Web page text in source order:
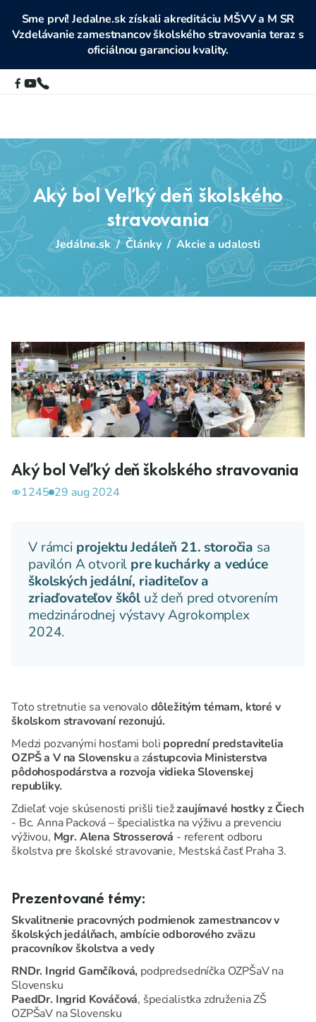
Sme prví! Jedalne.sk získali akreditáciu MŠVV a M SR
Vzdelávanie zamestnancov školského stravovania teraz s
oficiálnou garanciou kvality.
Aký bol Veľký deň školského
stravovania
Jedálne.sk / Články / Akcie a udalosti
Aký bol Veľký deň školského stravovania
1245 29 aug 2024
V rámci projektu Jedáleň 21. storočia sa
pavilón A otvoril pre kuchárky a vedúce
školských jedální, riaditeľov a
zriaďovateľov škôl už deň pred otvorením
medzinárodnej výstavy Agrokomplex
2024.
Toto stretnutie sa venovalodôležitým témam, ktoré v
školskom stravovaní rezonujú.
Medzi pozvanými hosťami boli poprední predstavitelia
OZPŠ a V na Slovenskua zástupcovia Ministerstva
pôdohospodárstva a rozvoja vidieka Slovenskej
republiky.
Zdieľať voje skúsenosti prišli tiežzaujímavé hostky z Čiech
- Bc. Anna Packová – špecialistka na výživu a prevenciu
výživou, Mgr. Alena Strosserová - referent odboru
školstva pre školské stravovanie, Mestská časť Praha 3.
Prezentované témy:
Skvalitnenie pracovných podmienok zamestnancov v
školských jedálňach, ambície odborového zväzu
pracovníkov školstva a vedy
RNDr. Ingrid Gamčíková, podpredsedníčka OZPŠaV na
Slovensku
PaedDr. Ingrid Kováčová, špecialistka združenia ZŠ
OZPŠaV na Slovensku